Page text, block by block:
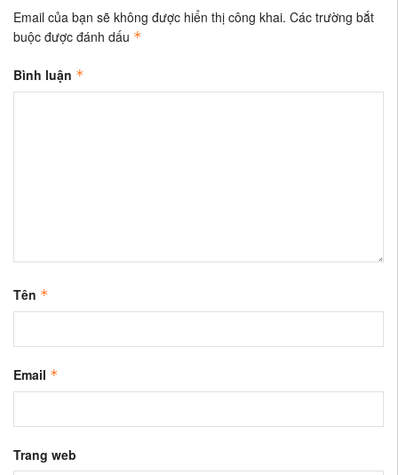
Email của bạn sẽ không được hiển thị công khai. Các trường bắt
buộc được đánh dấu *
Bình luận *
Tên *
Email *
Trang web